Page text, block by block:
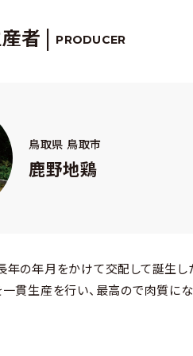
者 | PRODUCER
鳥取県 鳥取市
鹿野地鶏
の年月をかけて交配して誕生
貫生産を行い、最高ので肉質に